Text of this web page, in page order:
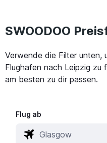
SWOODOO
Verwende die Filter unten,
Flughafen nach Leipzig zu
am besten zu dir passen.
Flug ab